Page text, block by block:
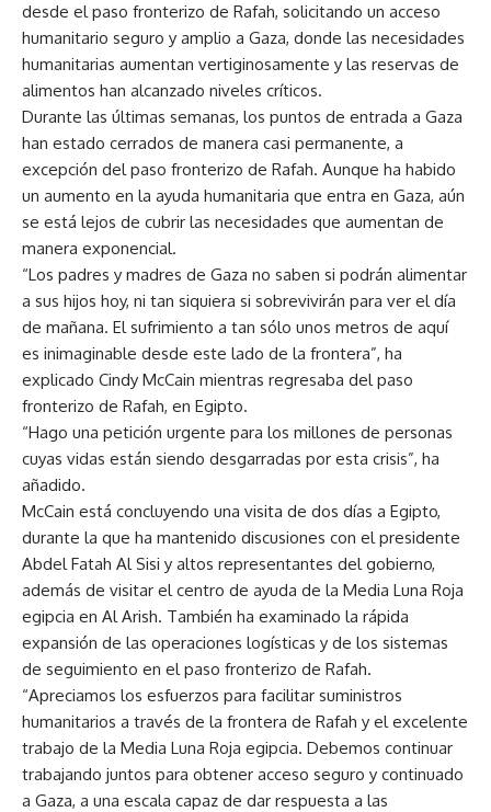
desde el paso fronterizo de Rafah, solicitando un acceso
humanitario seguro y amplio a Gaza, donde las necesidades
humanitarias aumentan vertiginosamente y las reservas de
alimentos han alcanzado niveles críticos.
Durante las últimas semanas, los puntos de entrada a Gaza
han estado cerrados de manera casi permanente, a
excepción del paso fronterizo de Rafah. Aunque ha habido
un aumento en la ayuda humanitaria que entra en Gaza, aún
se está lejos de cubrir las necesidades que aumentan de
manera exponencial.
“Los padres y madres de Gaza no saben si podrán alimentar
a sus hijos hoy, ni tan siquiera si sobrevivirán para ver el día
de mañana. El sufrimiento a tan sólo unos metros de aquí
es inimaginable desde este lado de la frontera”, ha
explicado Cindy McCain mientras regresaba del paso
fronterizo de Rafah, en Egipto.
“Hago una petición urgente para los millones de personas
cuyas vidas están siendo desgarradas por esta crisis”, ha
añadido.
McCain está concluyendo una visita de dos días a Egipto,
durante la que ha mantenido discusiones con el presidente
Abdel Fatah Al Sisi y altos representantes del gobierno,
además de visitar el centro de ayuda de la Media Luna Roja
egipcia en Al Arish. También ha examinado la rápida
expansión de las operaciones logísticas y de los sistemas
de seguimiento en el paso fronterizo de Rafah.
“Apreciamos los esfuerzos para facilitar suministros
humanitarios a través de la frontera de Rafah y el excelente
trabajo de la Media Luna Roja egipcia. Debemos continuar
trabajando juntos para obtener acceso seguro y continuado
a Gaza, a una escala capaz de dar respuesta a las